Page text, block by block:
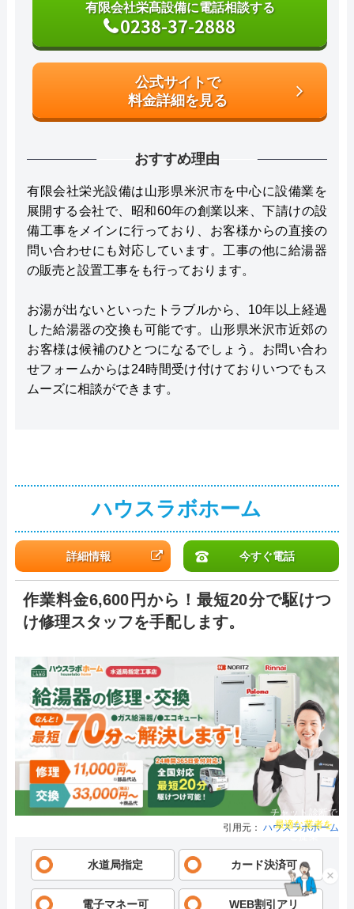
有限会社栄髙設備に電話相談する
0238-37-2888
公式サイトで
料金詳細を見る
おすすめ理由
有限会社栄光設備は山形県米沢市を中心に設備業を
展開する会社で、昭和60年の創業以来、下請けの設
備工事をメインに行っており、お客様からの直接の
問い合わせにも対応しています。工事の他に給湯器
の販売と設置工事をも行っております。
お湯が出ないといったトラブルから、10年以上経過
した給湯器の交換も可能です。山形県米沢市近郊の
お客様は候補のひとつになるでしょう。お問い合わ
せフォームからは24時間受け付けておりいつでもス
ムーズに相談ができます。
ハウスラボホーム
詳細情報 今すぐ電話
作業料金6,600円から！最短20分で駆けつ
け修理スタッフを手配します。
引用元： ハウスラボホーム
水道局指定 カード決済可
電子マネー可 WEB割引アリ
×
チャット診断で
最適な業者を